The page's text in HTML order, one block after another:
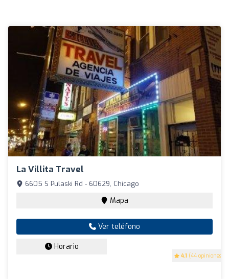
La Villita Travel
4.1 (44 opiniones)
6605 S Pulaski Rd - 60629, Chicago
Mapa
Ver teléfono
Horario